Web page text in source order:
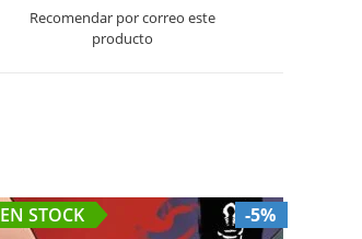
Recomendar por correo este
producto
EN STOCK -5%